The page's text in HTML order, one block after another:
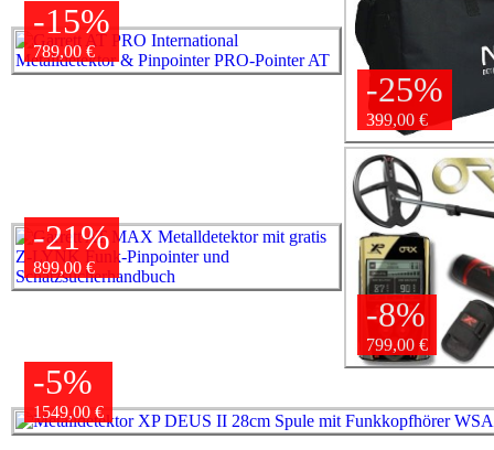
-25%
399,00 €
-15%
789,00 €
-21%
899,00 €
-8%
799,00 €
-5%
1549,00 €